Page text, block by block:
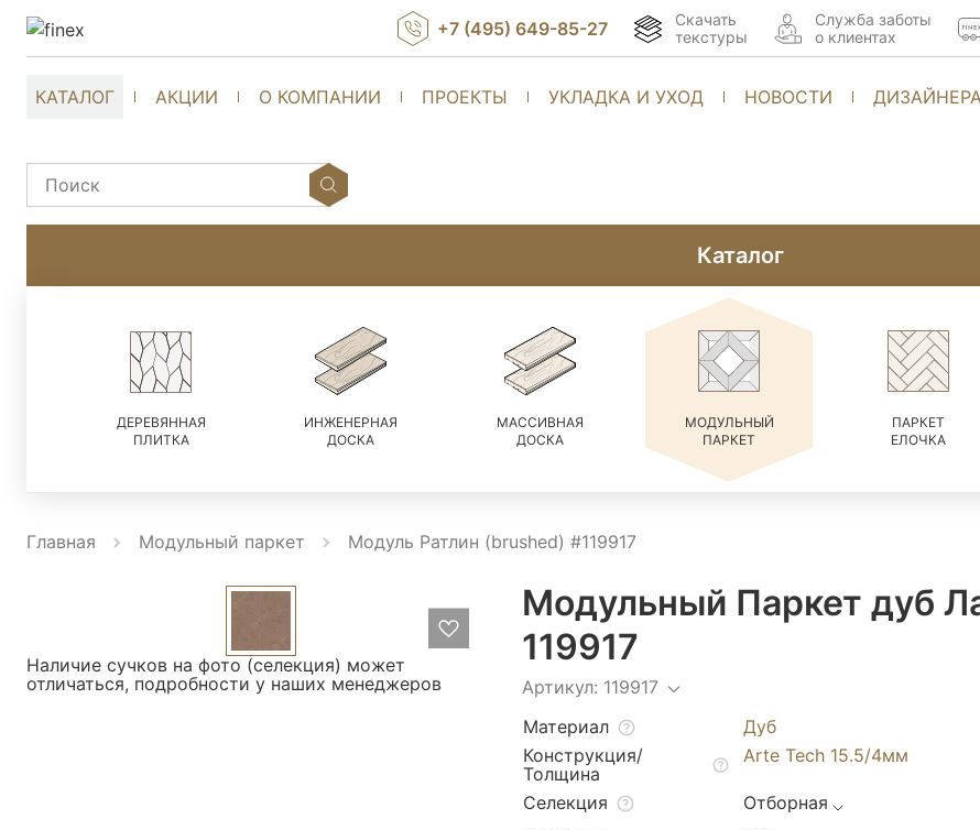
КАТАЛОГ АКЦИИ О КОМПАНИИ ПРОЕКТЫ УКЛАДКА И УХОД НОВОСТИ
+7 (495) 649-85-27
Скачать
текстуры
Cлужба заботы
о клиентах
Каталог
ДЕРЕВЯННАЯ
ПЛИТКА
ИНЖЕНЕРНАЯ
ДОСКА
МАССИВНАЯ
ДОСКА
МОДУЛЬНЫЙ
ПАРКЕТ
ПАРКЕТ
ЕЛОЧКА
Главная Модульный паркет Модуль Ратлин (brushed) #119917
Наличие сучков на фото (селекция) может
отличаться, подробности у наших менеджеров
Модульный Паркет дуб
119917
Артикул: 119917
Материал
Дуб
Конструкция/
Толщина
Arte Tech 15.5/4мм
Селекция
Отборная